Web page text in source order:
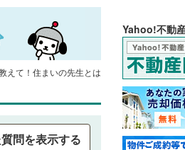
えて！住まいの先生とは
問を表示する
Yahoo!不動